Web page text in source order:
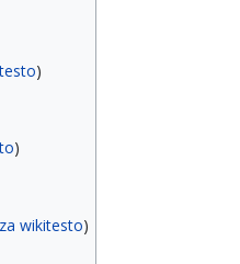
)
)
wikitesto)